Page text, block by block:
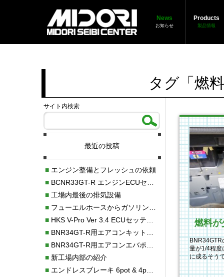
News
お知らせ
Products
製品情報
タグ「燃
BNR34GTR
量が1/4程度
に成るそう
たのです
サイト内検索
最近の投稿
■エンジン整備とフレッシュの依頼
■BCNR33GT-R エンジンECUセッティング調整
■工場内最後の排気設備
■フューエルホースからガソリン漏れ
■HKS V-Pro Ver 3.4 ECUセッティング
■BNR34GT-R用エアコンキット新発売！！
■BNR34GT-R用エアコンエバポレーターを新発売！！
■新工場内部の紹介
■エンドレスブレーキ 6pot & 4potオーバーホール